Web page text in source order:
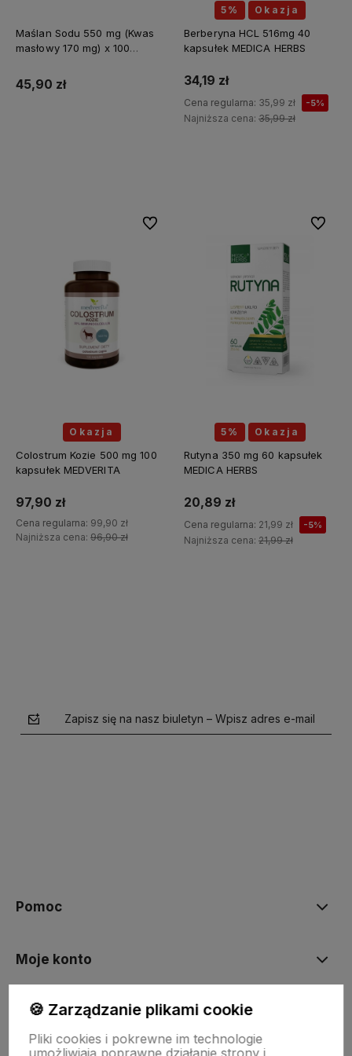
Maślan Sodu 550 mg (Kwas
masłowy 170 mg) x 100
45,90 zł
5% Okazja
Berberyna HCL 516mg 40
kapsułek MEDICA HERBS
34,19 zł
Cena regularna: 35,99 zł -5%
Najniższa cena: 35,99 zł
Okazja
Colostrum Kozie 500 mg 100
kapsułek MEDVERITA
97,90 zł
Cena regularna: 99,90 zł
Najniższa cena: 96,90 zł
Do ulubionych
5% Okazja
Rutyna 350 mg 60 kapsułek
MEDICA HERBS
20,89 zł
Cena regularna: 21,99 zł -5%
Najniższa cena: 21,99 zł
Do
Zapisz się na nasz biuletyn – Wpisz adres e-mail
Pomoc
Moje konto
Płatności i dostawa
🍪 Zarządzanie plikami cookie
Pliki cookies i pokrewne im technologie
umożliwiają poprawne działanie strony i